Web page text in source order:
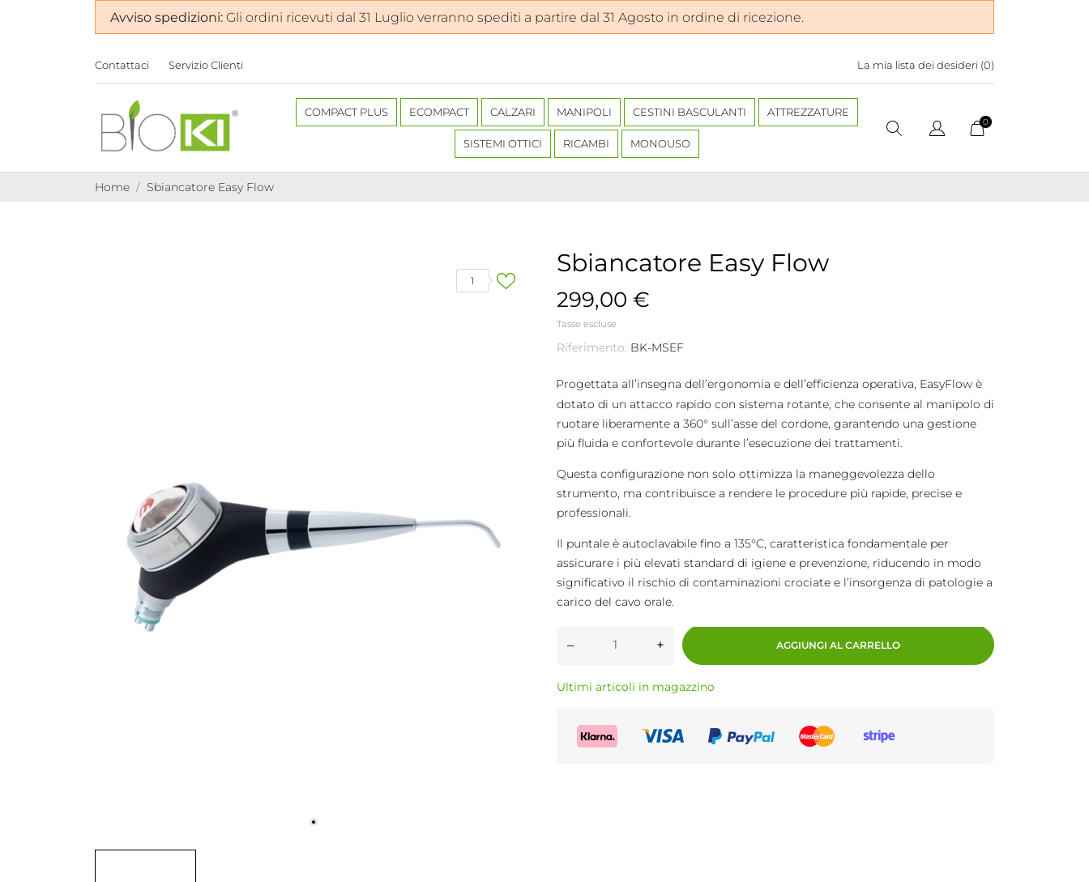
Avviso spedizioni:Gli ordini ricevuti dal 31 Luglio verranno spediti a partire dal 31 Agosto in ordine di ricezione.
Contattaci Servizio Clienti La mia lista dei desideri (0)
COMPACT PLUS ECOMPACT CALZARI MANIPOLI CESTINI BASCULANTI ATTREZZATURE
SISTEMI OTTICI RICAMBI MONOUSO
0
Home Sbiancatore Easy Flow
1
Sbiancatore Easy Flow
299,00 €
Tasse escluse
Riferimento: BK-MSEF
Progettata all’insegna dell’ergonomia e dell’efficienza operativa, EasyFlow è
dotato di un attacco rapido con sistema rotante, che consente al manipolo di
ruotare liberamente a 360° sull’asse del cordone, garantendo una gestione
più fluida e confortevole durante l’esecuzione dei trattamenti.
Questa configurazione non solo ottimizza la maneggevolezza dello
strumento, ma contribuisce a rendere le procedure più rapide, precise e
professionali.
Il puntale è autoclavabile fino a 135°C, caratteristica fondamentale per
assicurare i più elevati standard di igiene e prevenzione, riducendo in modo
significativo il rischio di contaminazioni crociate e l’insorgenza di patologie a
carico del cavo orale.
– + AGGIUNGI AL CARRELLO
Ultimi articoli in magazzino